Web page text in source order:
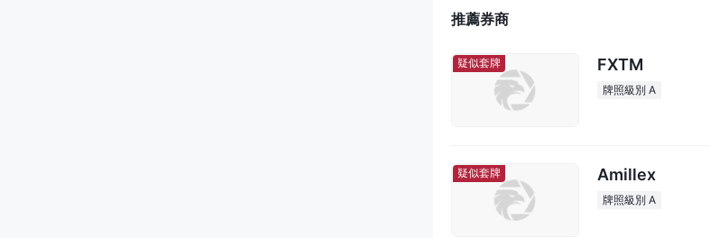
推薦券商
疑似套牌 FXTM
牌照級別 A
疑似套牌 Amillex
牌照級別 A